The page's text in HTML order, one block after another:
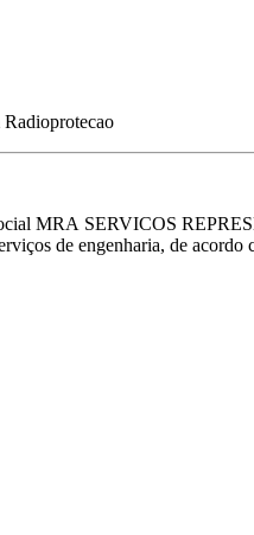
MRA SERVICOS
de engenharia, de